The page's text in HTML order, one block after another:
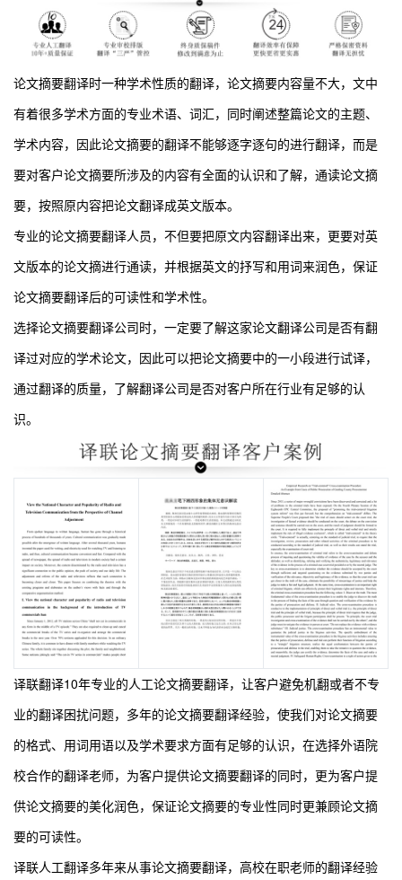
论文摘要翻译时一种学术性质的翻译，论文摘要内容量不大，文中
有着很多学术方面的专业术语、词汇，同时阐述整篇论文的主题、
学术内容，因此论文摘要的翻译不能够逐字逐句的进行翻译，而是
要对客户论文摘要所涉及的内容有全面的认识和了解，通读论文摘
要，按照原内容把论文翻译成英文版本。
专业的论文摘要翻译人员，不但要把原文内容翻译出来，更要对英
文版本的论文摘进行通读，并根据英文的抒写和用词来润色，保证
论文摘要翻译后的可读性和学术性。
选择论文摘要翻译公司时，一定要了解这家论文翻译公司是否有翻
译过对应的学术论文，因此可以把论文摘要中的一小段进行试译，
通过翻译的质量，了解翻译公司是否对客户所在行业有足够的认
识。
译联翻译10年专业的人工论文摘要翻译，让客户避免机翻或者不专
业的翻译困扰问题，多年的论文摘要翻译经验，使我们对论文摘要
的格式、用词用语以及学术要求方面有足够的认识，在选择外语院
校合作的翻译老师，为客户提供论文摘要翻译的同时，更为客户提
供论文摘要的美化润色，保证论文摘要的专业性同时更兼顾论文摘
要的可读性。
译联人工翻译多年来从事论文摘要翻译，高校在职老师的翻译经验